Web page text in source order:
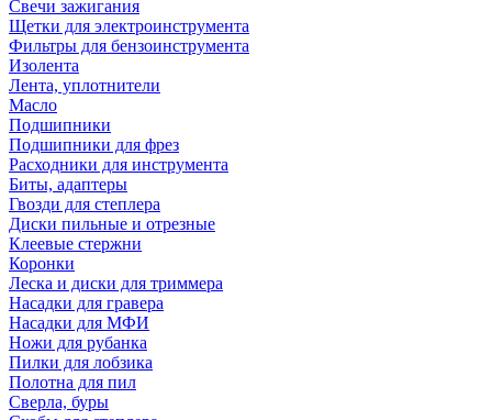
Свечи зажигания
Щетки для электроинструмента
Фильтры для бензоинструмента
Изолента
Лента, уплотнители
Масло
Подшипники
Подшипники для фрез
Расходники для инструмента
Биты, адаптеры
Гвозди для степлера
Диски пильные и отрезные
Клеевые стержни
Коронки
Леска и диски для триммера
Насадки для гравера
Насадки для МФИ
Ножи для рубанка
Пилки для лобзика
Полотна для пил
Сверла, буры